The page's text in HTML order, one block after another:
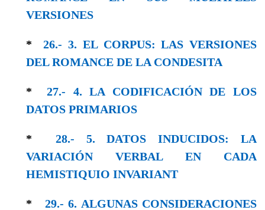
VERSIONES
*26.- 3. EL CORPUS: LAS VERSIONES
DEL ROMANCE DE LA CONDESITA
*27.- 4. LA CODIFICACIÓN DE LOS
DATOS PRIMARIOS
* 28.- 5. DATOS INDUCIDOS: LA
VARIACIÓN VERBAL EN CADA
HEMISTIQUIO INVARIANT
* 29.- 6. ALGUNAS CONSIDERACIONES